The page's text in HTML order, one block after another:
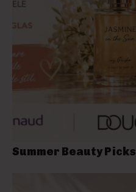
Summer Beauty Picks